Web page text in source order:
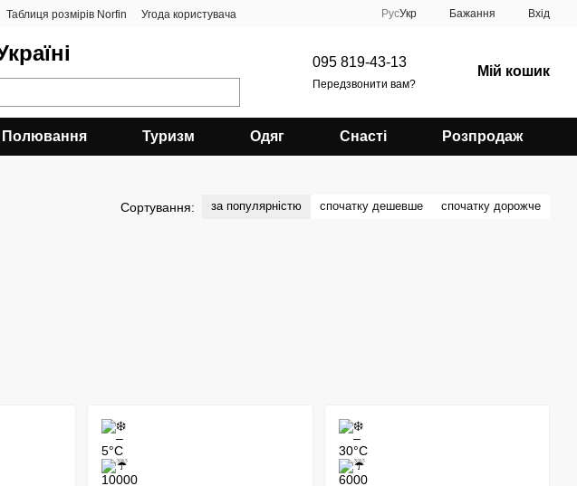
Таблиця розмірів Norfin Угода користувача РусУкр Бажання Вхід
095 819-43-13
Передзвонити вам?
Мій кошик
Полювання Туризм Одяг Снасті Розпродаж
Сортування: за популярністю спочатку дешевше спочатку дорожче